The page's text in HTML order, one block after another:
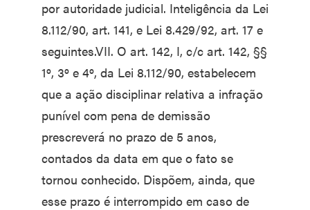
por autoridade judicial. Inteligência da Lei
8.112/90, art. 141, e Lei 8.429/92, art. 17 e
seguintes.VII. O art. 142, I, c/c art. 142, §§
1º, 3º e 4º, da Lei 8.112/90, estabelecem
que a ação disciplinar relativa a infração
punível com pena de demissão
prescreverá no prazo de 5 anos,
contados da data em que o fato se
tornou conhecido. Dispõem, ainda, que
esse prazo é interrompido em caso de